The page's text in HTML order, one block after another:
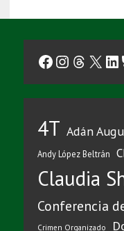
Facebook
X
4T Adán
Andy López Beltrán
Claudia
Conferencia
Crimen Organizado